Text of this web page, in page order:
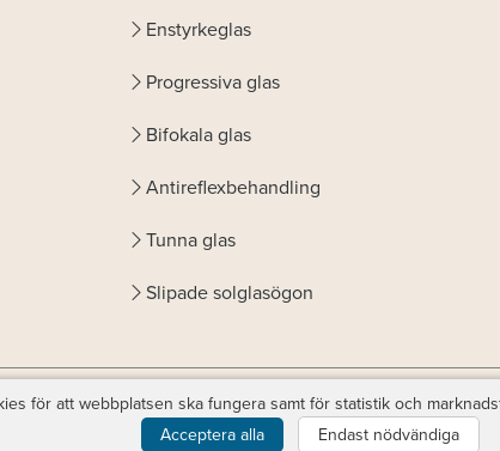
Enstyrkeglas
Progressiva glas
Bifokala glas
Antireflexbehandling
Tunna glas
Slipade solglasögon
© CopyrightFavoptic. support@favoptic.com
för att webbplatsen ska fungera samt för statistik och
Acceptera alla
Endast nödvändiga